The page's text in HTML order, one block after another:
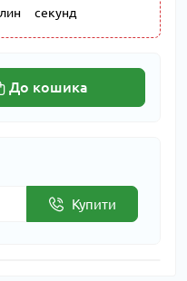
секунд
До кошика
Купити